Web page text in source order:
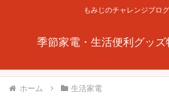
もみじのチャレンジブログ
季節家電・生活便利グッ
ホーム 生活家電